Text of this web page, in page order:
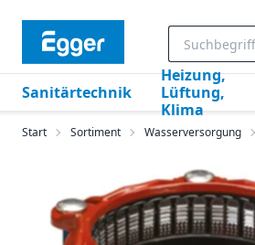
Sanitärtechnik
Heizung,
Lüftung,
Klima
Start Sortiment Wasserversorgung